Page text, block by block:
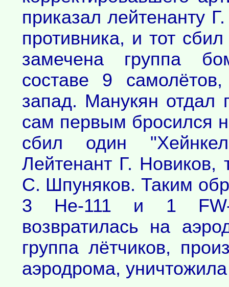
приказал лейтенанту
противника, и тот
замечена группа
составе 9
запад. Манукян отдал
сам первым бросился
сбил один
Лейтенант Г.
С. Шпуняков. Таким
3 Не-111 и 1 FW-
возвратилась на
группа лётчиков,
аэродрома,